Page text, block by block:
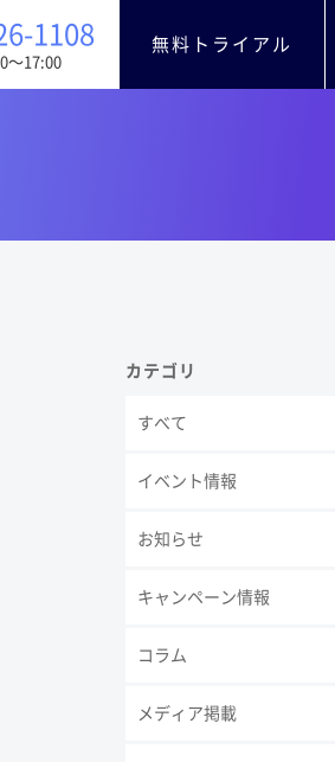
1108
〜17:00
無料トライアル
カテゴリ
すべて
イベント情報
お知らせ
キャンペーン情報
コラム
メディア掲載